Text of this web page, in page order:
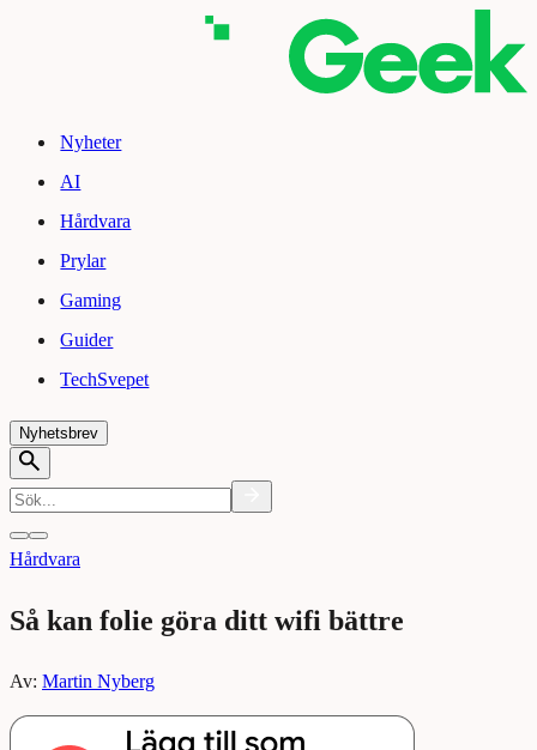
Nyheter
AI
Hårdvara
Prylar
Gaming
Guider
TechSvepet
Nyhetsbrev
Hårdvara
Så kan folie göra ditt wifi bättre
Av: Martin Nyberg